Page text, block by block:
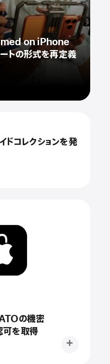
on iPhone
トの形式を再定義
コレクションを発
の機密
可を取得